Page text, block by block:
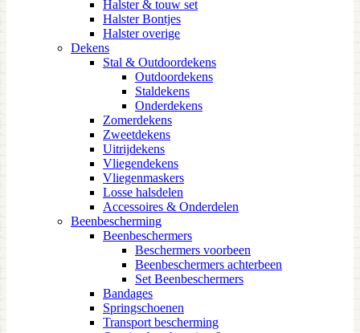
Halster & touw set
Halster Bontjes
Halster overige
Dekens
Stal & Outdoordekens
Outdoordekens
Staldekens
Onderdekens
Zomerdekens
Zweetdekens
Uitrijdekens
Vliegendekens
Vliegenmaskers
Losse halsdelen
Accessoires & Onderdelen
Beenbescherming
Beenbeschermers
Beschermers voorbeen
Beenbeschermers achterbeen
Set Beenbeschermers
Bandages
Springschoenen
Transport bescherming